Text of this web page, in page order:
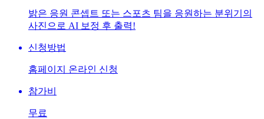
밝은 응원 콘셉트 또는 스포츠 팀을 응원하는 분위기의
사진으로 AI 보정 후 출력!
신청방법
홈페이지 온라인 신청
참가비
무료